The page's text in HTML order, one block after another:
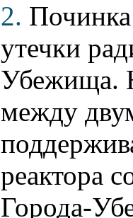
2. Починка
утечки
Убежища.
между
реактора
Города-